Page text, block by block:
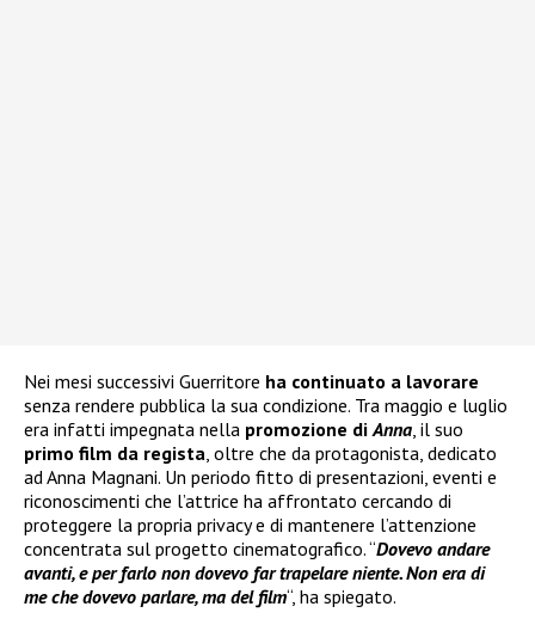
Nei mesi successivi Guerritore ha continuato a lavorare
senza rendere pubblica la sua condizione. Tra maggio e luglio
era infatti impegnata nella promozione diAnna, il suo
primo film da regista, oltre che da protagonista, dedicato
ad Anna Magnani. Un periodo fitto di presentazioni, eventi e
riconoscimenti che l’attrice ha affrontato cercando di
proteggere la propria privacy e di mantenere l’attenzione
concentrata sul progetto cinematografico. “Dovevo andare
avanti, e per farlo non dovevo far trapelare niente. Non era di
me che dovevo parlare, ma del film“, ha spiegato.